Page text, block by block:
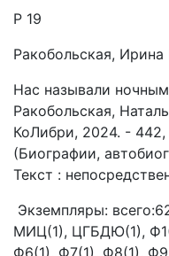
Р 19
Ракобольская, Ирина
Нас называли
Ракобольская,
КоЛибри, 2024. -
(Биографии,
Текст :
Экземпляры:
МИЦ(1), ЦГБДЮ(1),
Ф6(1), Ф7(1), Ф8(1),